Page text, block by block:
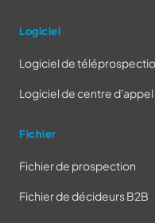
Logiciel
Logiciel de
Logiciel de centre d'appel
Fichier
Fichier de prospection
Fichier de décideurs B2B